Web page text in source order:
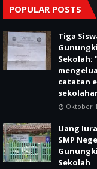
POPULAR POSTS
Tiga
Sekolah;
catatan
Oktober
Uang
SMP
Sekolah